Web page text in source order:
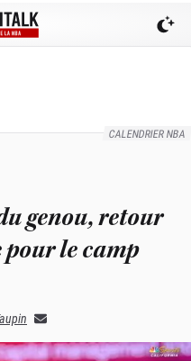
CALENDRIER NBA
genou, retour
pour le camp